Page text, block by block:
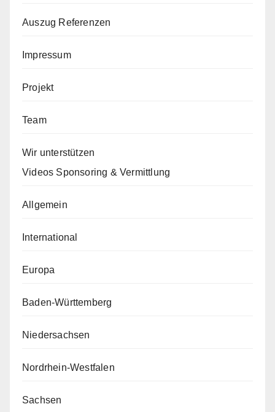
Auszug Referenzen
Impressum
Projekt
Team
Wir unterstützen
Videos Sponsoring & Vermittlung
Allgemein
International
Europa
Baden-Württemberg
Niedersachsen
Nordrhein-Westfalen
Sachsen